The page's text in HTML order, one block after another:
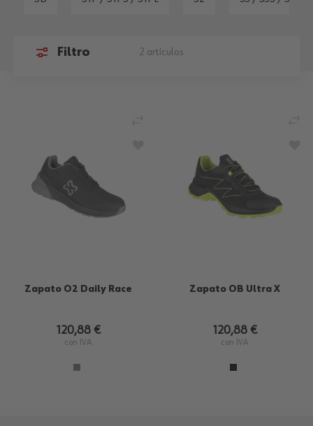
Filtro 2 artículos
Zapato O2 Daily Race
120,88 €
con IVA
Zapato OB Ultra X
120,88 €
con IVA